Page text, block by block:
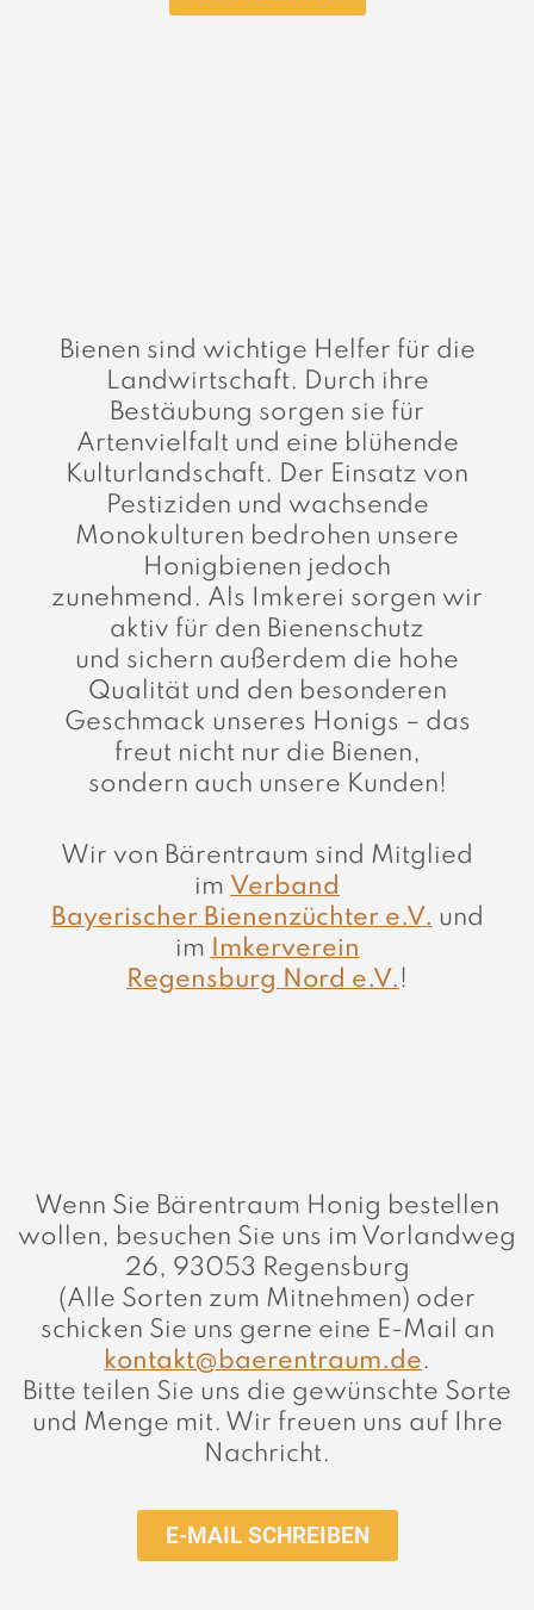
Bienen sind wichtige Helfer für die
Landwirtschaft. Durch ihre
Bestäubung sorgen sie für
Artenvielfalt und eine blühende
Kulturlandschaft. Der Einsatz von
Pestiziden und wachsende
Monokulturen bedrohen unsere
Honigbienen jedoch
zunehmend. Als Imkerei sorgen wir
aktiv für den Bienenschutz
und sichern außerdem die hohe
Qualität und den besonderen
Geschmack unseres Honigs – das
freut nicht nur die Bienen,
sondern auch unsere Kunden!
Wir von Bärentraum sind Mitglied
im Verband
Bayerischer Bienenzüchter e.V. und
im Imkerverein
Regensburg Nord e.V.!
Wenn Sie Bärentraum Honig bestellen
wollen, besuchen Sie uns im Vorlandweg
26, 93053 Regensburg
(Alle Sorten zum Mitnehmen) oder
schicken Sie uns gerne eine E-Mail an
kontakt@baerentraum.de.
Bitte teilen Sie uns die gewünschte Sorte
und Menge mit. Wir freuen uns auf Ihre
Nachricht.
E-MAIL SCHREIBEN